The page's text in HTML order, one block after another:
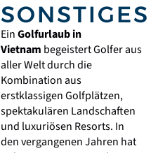
SONSTIGES
EinGolfurlaub in
Vietnam begeistert Golfer aus
aller Welt durch die
Kombination aus
erstklassigen Golfplätzen,
spektakulären Landschaften
und luxuriösen Resorts. In
den vergangenen Jahren hat